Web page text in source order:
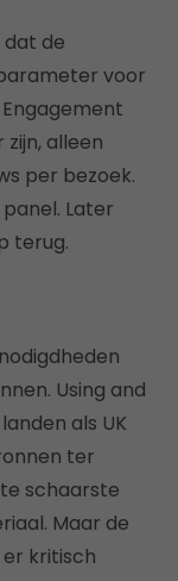
dat de
voor
alleen
per bezoek.
Later
terug.
Using and
als UK
ter
schaarste
Maar de
kritisch